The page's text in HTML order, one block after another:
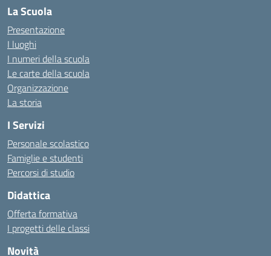
La Scuola
Presentazione
I luoghi
I numeri della scuola
Le carte della scuola
Organizzazione
La storia
I Servizi
Personale scolastico
Famiglie e studenti
Percorsi di studio
Didattica
Offerta formativa
I progetti delle classi
Novità